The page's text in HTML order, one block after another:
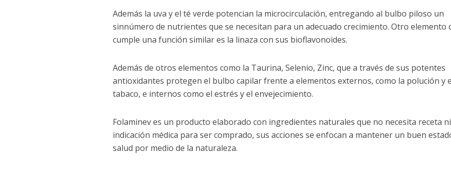
Además la uva y el té verde potencian la microcirculación, entregando al bulbo piloso un
sinnúmero de nutrientes que se necesitan para un adecuado crecimiento. Otro elemento
cumple una función similar es la linaza con sus bioflavonoides.
Además de otros elementos como la Taurina, Selenio, Zinc, que a través de sus potentes
antioxidantes protegen el bulbo capilar frente a elementos externos, como la polución y
tabaco, e internos como el estrés y el envejecimiento.
Folaminev es un producto elaborado con ingredientes naturales que no necesita receta ni
indicación médica para ser comprado, sus acciones se enfocan a mantener un buen
salud por medio de la naturaleza.